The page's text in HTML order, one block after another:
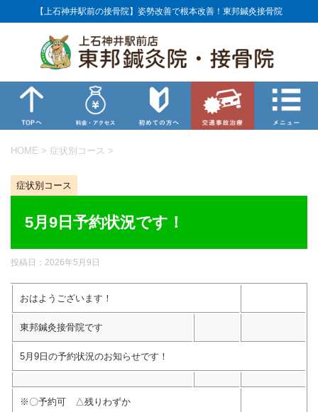
【上石神井駅前の接骨院】姿勢改善で根本改善！東邦鍼灸接骨院
HOME > 症状別コース >
症状別コース
5月9日予約状況です！
投稿日： 2026年5月9日
おはようございます！
東邦鍼灸接骨院です
5月9日の予約状況のお知らせです！
※〇予約可 △残りわずか